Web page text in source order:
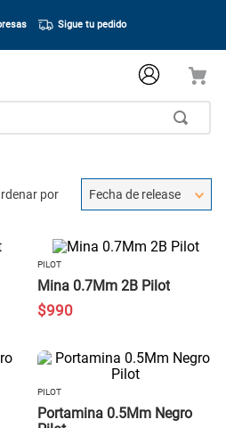
Sigue tu pedido
por Fecha de release
PILOT
Mina 0.7Mm 2B Pilot
$990
PILOT
Portamina 0.5Mm Negro